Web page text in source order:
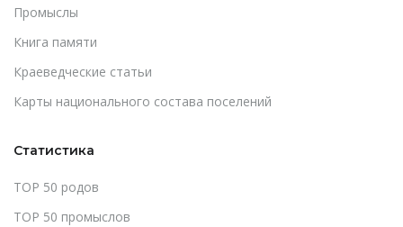
Промыслы
Книга памяти
Краеведческие статьи
Карты национального состава поселений
Статистика
TOP 50 родов
TOP 50 промыслов